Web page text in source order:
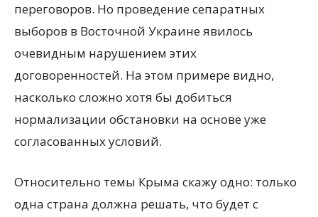
переговоров. Но проведение сепаратных
выборов в Восточной Украине явилось
очевидным нарушением этих
договоренностей. На этом примере видно,
насколько сложно хотя бы добиться
нормализации обстановки на основе уже
согласованных условий.
Относительно темы Крыма скажу одно: только
одна страна должна решать, что будет с